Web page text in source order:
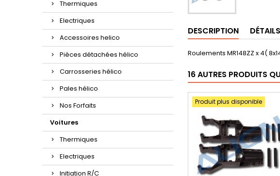
Thermiques
Electriques
Accessoires helico
Pièces détachées hélico
Carrosseries hélico
Pales hélico
Nos Forfaits
Voitures
Thermiques
Electriques
Initiation R/C
DESCRIPTION
Roulements MR148ZZ x 4(
16 AUTRES PRODUITS
Produit plus disponible